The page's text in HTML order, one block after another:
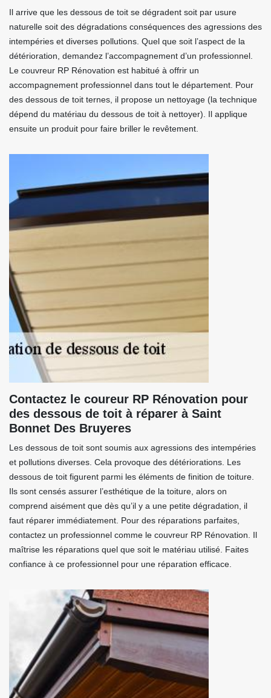
Il arrive que les dessous de toit se dégradent soit par usure
naturelle soit des dégradations conséquences des agressions des
intempéries et diverses pollutions. Quel que soit l’aspect de la
détérioration, demandez l’accompagnement d’un professionnel.
Le couvreur RP Rénovation est habitué à offrir un
accompagnement professionnel dans tout le département. Pour
des dessous de toit ternes, il propose un nettoyage (la technique
dépend du matériau du dessous de toit à nettoyer). Il applique
ensuite un produit pour faire briller le revêtement.
Contactez le coureur RP Rénovation pour
des dessous de toit à réparer à Saint
Bonnet Des Bruyeres
Les dessous de toit sont soumis aux agressions des intempéries
et pollutions diverses. Cela provoque des détériorations. Les
dessous de toit figurent parmi les éléments de finition de toiture.
Ils sont censés assurer l’esthétique de la toiture, alors on
comprend aisément que dès qu’il y a une petite dégradation, il
faut réparer immédiatement. Pour des réparations parfaites,
contactez un professionnel comme le couvreur RP Rénovation. Il
maîtrise les réparations quel que soit le matériau utilisé. Faites
confiance à ce professionnel pour une réparation efficace.